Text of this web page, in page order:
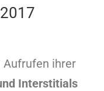
Aufrufen ihrer
Interstitials